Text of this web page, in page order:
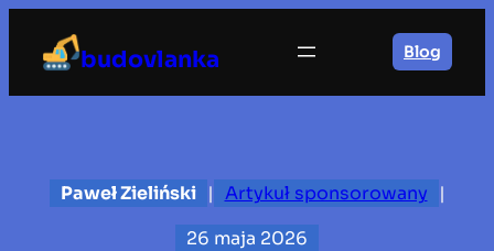
treści
budovlanka Blog
Paweł Zieliński | Artykuł sponsorowany
|
26 maja 2026